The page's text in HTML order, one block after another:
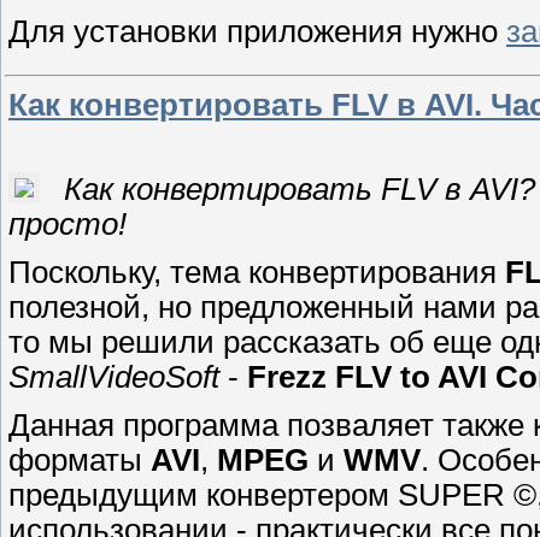
Для установки приложения нужно
Как конвертировать FLV в AVI.
Как конвертировать FLV в
просто!
Поскольку, тема конвертирования
полезной, но предложенный нами
то мы решили рассказать об еще
SmallVideoSoft- Frezz FLV to AVI
Данная программа позваляет также
форматы AVI, MPEG и WMV.
предыдущим конвертером SUPER
использовании - практически все